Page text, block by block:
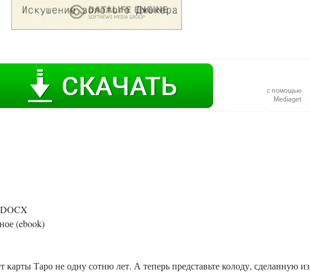
(ebook)
карты Таро не одну сотню лет. А теперь представьте колоду, сделанную из